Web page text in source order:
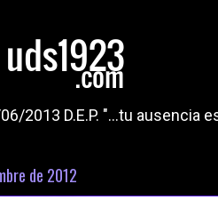
2013 D.E.P. "...tu ausencia
de 2012